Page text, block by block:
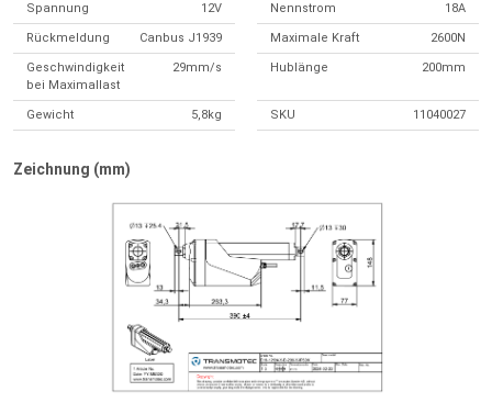
Spannung 12V Nennstrom 18A
Rückmeldung Canbus J1939 Maximale Kraft 2600N
Geschwindigkeit
bei Maximallast
29mm/s Hublänge 200mm
Gewicht 5,8kg SKU 11040027
Zeichnung (mm)